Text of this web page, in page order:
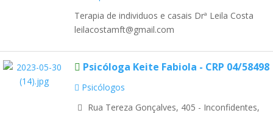
Terapia de individuos e casais Drª Leila Costa
leilacostamft@gmail.com
Psicóloga Keite Fabiola - CRP 04/58498
Psicólogos
Rua Tereza Gonçalves, 405 - Inconfidentes,